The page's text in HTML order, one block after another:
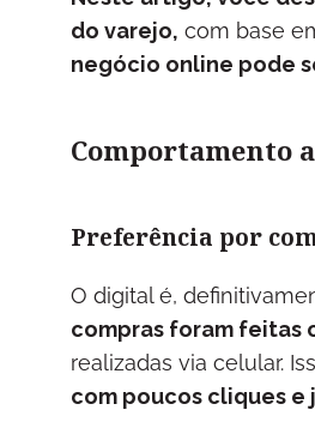
do varejo, com base
negócio online pode
Comportamento
Preferência por
O digital é,
compras foram feitas
realizadas via celular.
com poucos cliques e